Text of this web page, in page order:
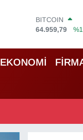
BITCOIN
64.959,79
47,7436
EURO
55,2510
GRAM ALTIN
EKONOMİ